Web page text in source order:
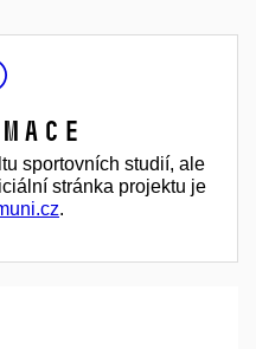
sportovních studií, ale
stránka projektu je
.